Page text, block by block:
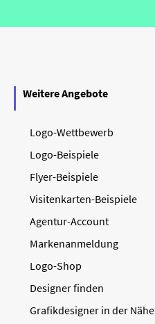
Weitere Angebote
Logo-Wettbewerb
Logo-Beispiele
Flyer-Beispiele
Visitenkarten-Beispiele
Agentur-Account
Markenanmeldung
Logo-Shop
Designer finden
Grafikdesigner in der Nähe